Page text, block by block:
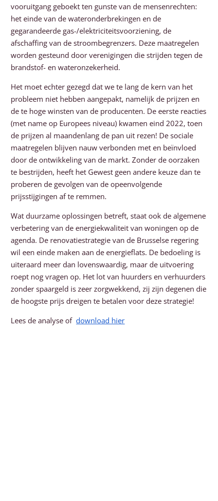
vooruitgang geboekt ten gunste van de mensenrechten:
het einde van de wateronderbrekingen en de
gegarandeerde gas-/elektriciteitsvoorziening, de
afschaffing van de stroombegrenzers. Deze maatregelen
worden gesteund door verenigingen die strijden tegen de
brandstof- en wateronzekerheid.
Het moet echter gezegd dat we te lang de kern van het
probleem niet hebben aangepakt, namelijk de prijzen en
de te hoge winsten van de producenten. De eerste reacties
(met name op Europees niveau) kwamen eind 2022, toen
de prijzen al maandenlang de pan uit rezen! De sociale
maatregelen blijven nauw verbonden met en beïnvloed
door de ontwikkeling van de markt. Zonder de oorzaken
te bestrijden, heeft het Gewest geen andere keuze dan te
proberen de gevolgen van de opeenvolgende
prijsstijgingen af te remmen.
Wat duurzame oplossingen betreft, staat ook de algemene
verbetering van de energiekwaliteit van woningen op de
agenda. De renovatiestrategie van de Brusselse regering
wil een einde maken aan de energieflats. De bedoeling is
uiteraard meer dan lovenswaardig, maar de uitvoering
roept nog vragen op. Het lot van huurders en verhuurders
zonder spaargeld is zeer zorgwekkend, zij zijn degenen die
de hoogste prijs dreigen te betalen voor deze strategie!
Lees de analyse ofdownload hier